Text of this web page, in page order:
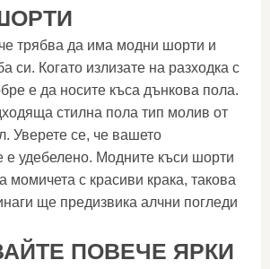
трябва да има модни шорти и
си. Когато излизате на разходка с
е да носите къса дънкова пола.
стилна пола тип молив от
Уверете се, че вашето
е удебелено. Модните къси шорти
момичета с красиви крака, такова
ще предизвика алчни погледи
ПОВЕЧЕ ЯРКИ